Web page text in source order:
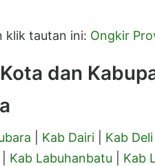
klik tautan ini: Ongkir
dan
Kab Dairi Kab
Kab Labuhanbatu Kab